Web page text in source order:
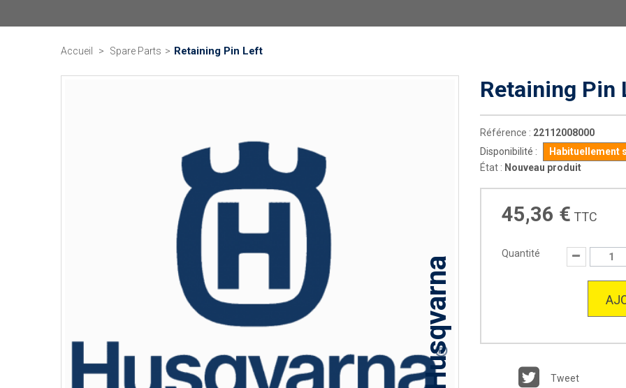
Accueil > Spare Parts > Retaining Pin Left
Husqvarna
Retaining Pin
Référence : 22112008000
Disponibilité :
Habituellement
État : Nouveau produit
45,36 € TTC
Quantité
Tweet